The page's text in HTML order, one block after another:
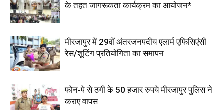
के तहत जागरूकता कार्यक्रम का आयोजन*
मीरजापुर में 29वीं अंतरजनपदीय एलार्म एफिसिएंसी
रेस/शूटिंग प्रतियोगिता का समापन
फोन-पे से ठगी के 50 हजार रुपये मीरजापुर पुलिस ने
कराए वापस